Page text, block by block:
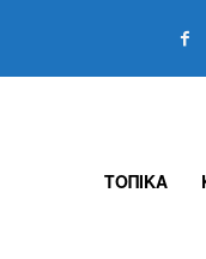
ΤΟΠΙΚΑ